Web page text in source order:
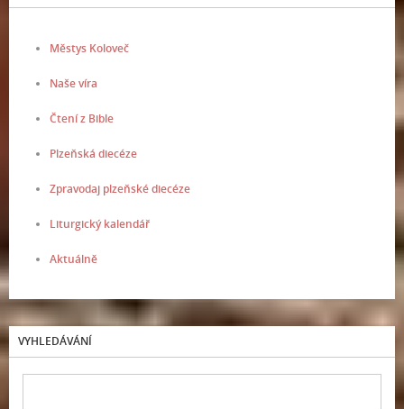
Městys Koloveč
Naše víra
Čtení z Bible
Plzeňská diecéze
Zpravodaj plzeňské diecéze
Liturgický kalendář
Aktuálně
VYHLEDÁVÁNÍ